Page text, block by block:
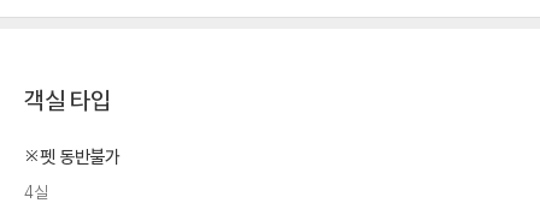
객실 타입
※펫 동반불가
4실